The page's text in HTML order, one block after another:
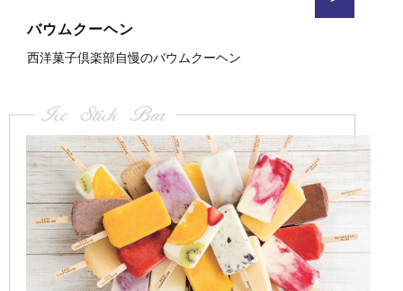
バウムクーヘン
西洋菓子倶楽部自慢のバウムクーヘン
Ice Stick Bar